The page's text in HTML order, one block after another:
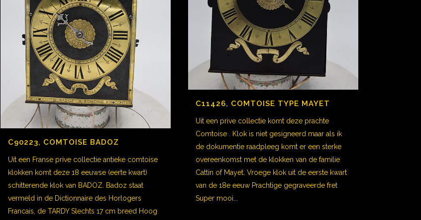
C11426, COMTOISE TYPE MAYET
Uit een prive collectie komt deze prachte
Comtoise . Klok is niet gesigneerd maar als ik
de dokumentie raadpleeg komt er een sterke
overeenkomst met de klokken van de familie
Cattin of Mayet. Vroege klok uit de eerste kwart
van de 18e eeuw Prachtige gegraveerde fret
Super mooi...
C90223, COMTOISE BADOZ
Uit een Franse prive collectie antieke comtoise
klokken komt deze 18 eeuwse (eerte kwart)
schitterende klok van BADOZ. Badoz staat
vermeld in de Dictionnaire des Horlogers
Francais, de TARDY Slechts 17 cm breed Hoog